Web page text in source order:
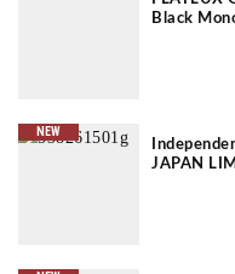
Black
NEW
JAPAN